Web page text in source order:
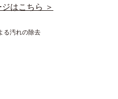
はこちら ＞
る汚れの除去